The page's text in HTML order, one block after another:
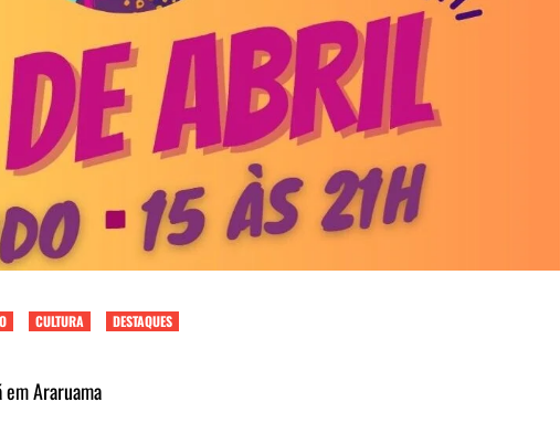
CULTURA
DESTAQUES
em Araruama